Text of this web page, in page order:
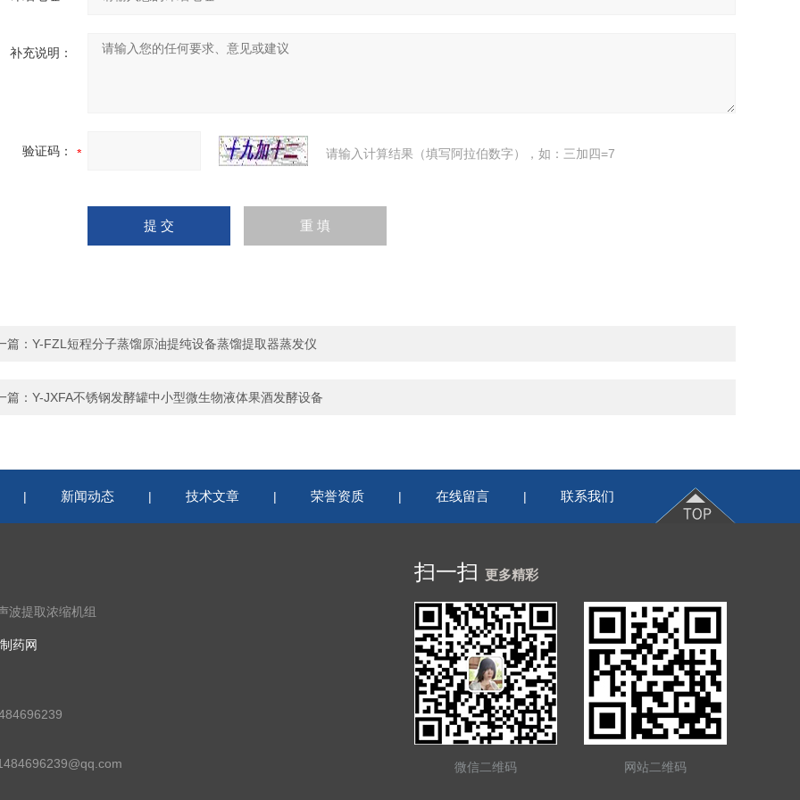
补充说明：
验证码： 请输入计算结果（填写阿拉伯数字），如：三加四=7
篇： Y-FZL短程分子蒸馏原油提纯设备蒸馏提取器蒸发仪
篇： Y-JXFA不锈钢发酵罐中小型微生物液体果酒发酵设备
| 新闻动态 | 技术文章 | 荣誉资质 | 在线留言 | 联系我们
波提取浓缩机组
制药网
扫一扫 更多精彩
微信二维码 网站二维码